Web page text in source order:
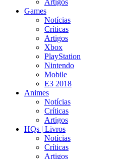
Artigos
Games
Notícias
Críticas
Artigos
Xbox
PlayStation
Nintendo
Mobile
E3 2018
Animes
Notícias
Críticas
Artigos
HQs | Livros
Notícias
Críticas
Artigos